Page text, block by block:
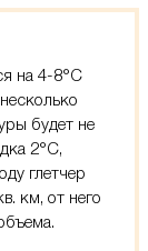
на 4-8°C
будет не
2°С,
глетчер
км, от него